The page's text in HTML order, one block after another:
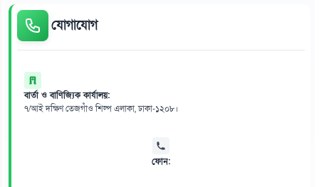
যোগাযোগ
বার্তা ও বাণিজ্যিক কার্যালয়:
৭/আই দক্ষিণ তেজগাঁও শিল্প এলাকা, ঢাকা-১২০৮।
ফোন: